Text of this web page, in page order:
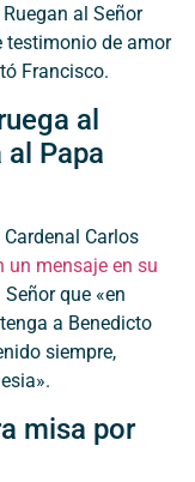
al Señor
testimonio de amor
Francisco.
al
Papa
Carlos
un mensaje en su
que «en
a Benedicto
siempre,
misa por